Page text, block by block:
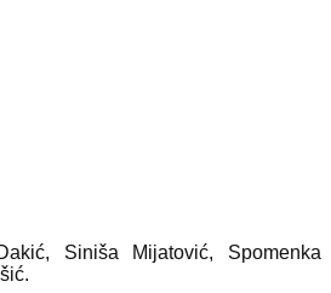
Siniša Mijatović, Spomenka